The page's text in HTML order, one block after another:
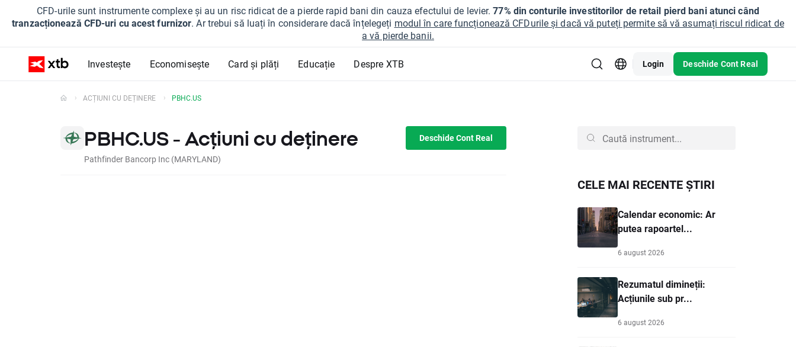
CFD-urile sunt instrumente complexe și au un risc ridicat de a pierde rapid bani din cauza efectului de levier.77% din conturile investitorilor de retail pierd bani atunci când
tranzacționează CFD-uri cu acest furnizor. Ar trebui să luați în considerare dacă înțelegeți modul în care funcționează CFDurile și dacă vă puteți permite să vă asumați riscul ridicat de
a vă pierde banii.
Investește Economisește Card și plăți Educație Despre XTB Login Deschide Cont Real
ACȚIUNI CU DEȚINERE PBHC.US
PBHC.US - Acțiuni cu deținere
Pathfinder Bancorp Inc (MARYLAND)
Deschide Cont Real
CELE MAI RECENTE ȘTIRI
Calendar economic: Ar
putea rapoartel...
6 august 2026
Rezumatul dimineții:
Acțiunile sub pr...
6 august 2026